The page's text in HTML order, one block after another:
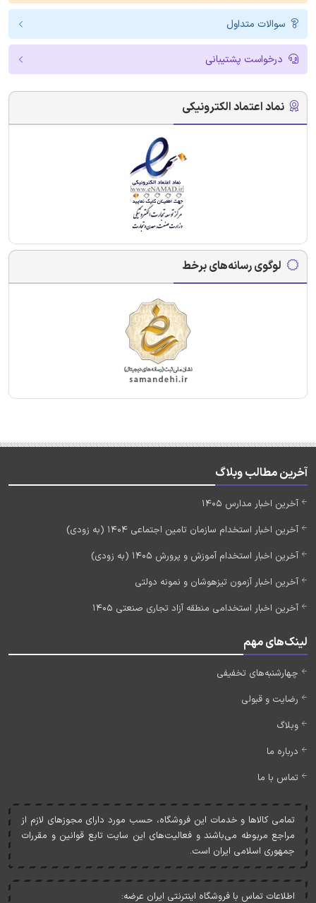
سوالات متداول
درخواست پشتیبانی
نماد اعتماد الکترونیکی
لوگوی رسانه‌های برخط
آخرین مطالب وبلاگ
آخرین اخبار مدارس 1405
آخرین اخبار استخدام سازمان تامین اجتماعی 1404 (به زودی)
آخرین اخبار استخدام آموزش و پرورش 1405 (به زودی)
آخرین اخبار آزمون تیزهوشان و نمونه دولتی
آخرین اخبار استخدامی منطقه آزاد تجاری صنعتی 1405
لینک‌های مهم
چهارشنبه‌های تخفیفی
رضایت و قبولی
وبلاگ
درباره ما
تماس با ما
تمامی کالاها و خدمات اين فروشگاه، حسب مورد دارای مجوزهای لازم از
مراجع مربوطه می‌باشند و فعاليت‌های اين سايت تابع قوانين و مقررات
جمهوری اسلامی ايران است.
اطلاعات تماس با فروشگاه اینترنتی ایران عرضه: